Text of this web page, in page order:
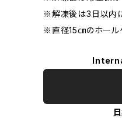
※解凍後は3日以内に
※直径15㎝のホール